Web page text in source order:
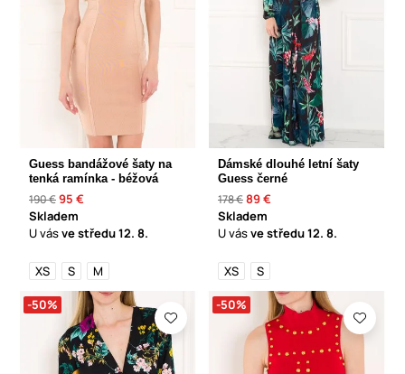
Guess bandážové šaty na
tenká ramínka - béžová
190 €95 €
Skladem
U vásve středu12. 8.
XS S M
Dámské dlouhé letní šaty
Guess černé
178 €89 €
Skladem
U vásve středu12. 8.
XS S
-50% -50%